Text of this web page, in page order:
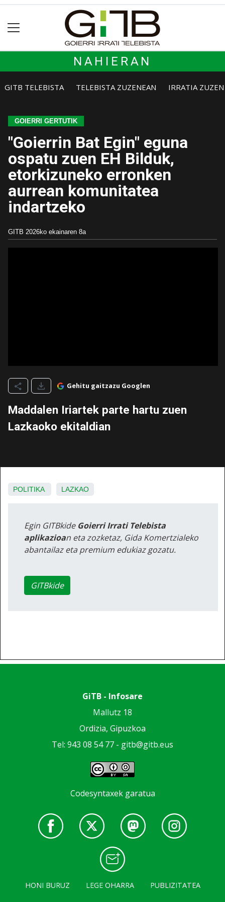
NAHIERAN
GITB TELEBISTA TELEBISTA ZUZENEAN IRRATIA
GOIERRI GERTUTIK
"Goierrin Bat Egin" eguna
ospatu zuen EH Bilduk,
etorkizuneko erronken
aurrean komunitatea
indartzeko
GITB 2026ko ekainaren 8a
Gehitu gaitzazu Googlen
Maddalen Iriartek parte hartu zuen
Lazkaoko ekitaldian
POLITIKA LAZKAO
Egin GITBkide Goierri Irrati Telebista
aplikazioan eta zozketaz, Gida Komertzialeko
abantailaz eta premium edukiaz gozatu.
GITBkide
GiTB - Infosare
Mallutz 18
Ordizia, Gipuzkoa
Tel: 943 08 54 77 - gitb@gitb.eus
Codesyntaxek garatua
HONI BURUZ LEGE OHARRA
PUBLIZITATEA